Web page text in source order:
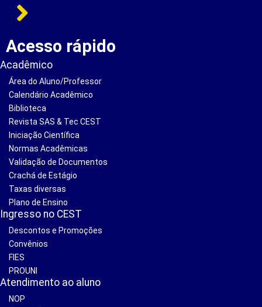
Acesso rápido
Acadêmico
Área do Aluno/Professor
Calendário Acadêmico
Biblioteca
Revista SAS & Tec CEST
Iniciação Científica
Normas Acadêmicas
Validação de Documentos
Crachá de Estágio
Taxas diversas
Plano de Ensino
Ingresso no CEST
Descontos e Promoções
Convênios
FIES
PROUNI
Atendimento ao aluno
NOP